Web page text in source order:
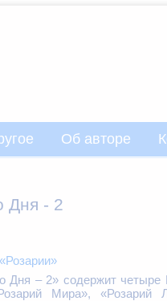
Об авторе
Дня - 2
«Розарии»
Дня – 2» содержит четыре
Мира», «Розарий